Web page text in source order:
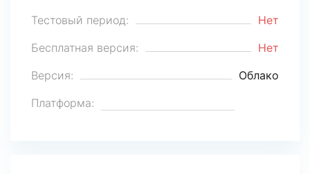
Тестовый период:
Нет
Бесплатная версия:
Нет
Версия:
Облако
Платформа: